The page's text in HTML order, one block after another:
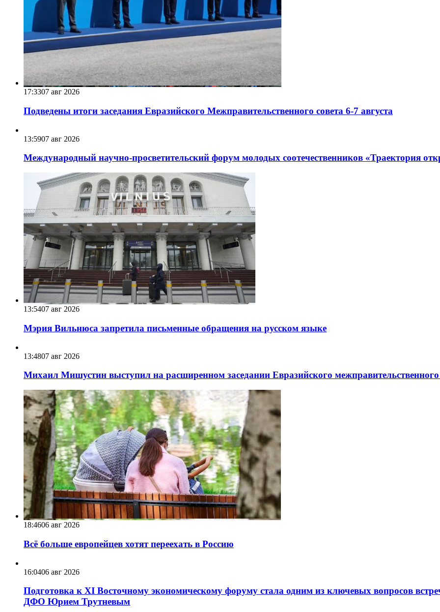
17:3307 авг 2026
Подведены итоги заседания Евразийского Межправительственного совета 6-7 августа
13:5907 авг 2026
Международный научно-просветительский форум молодых соотечественников «Траектория
13:5407 авг 2026
Мэрия Вильнюса запретила письменные обращения на русском языке
13:4807 авг 2026
Михаил Мишустин выступил на расширенном заседании Евразийского
18:4606 авг 2026
Всё больше европейцев хотят переехать в Россию
16:0406 авг 2026
Подготовка к XI Восточному экономическому форуму стала одним из ключевых вопросов
ДФО Юрием Трутневым